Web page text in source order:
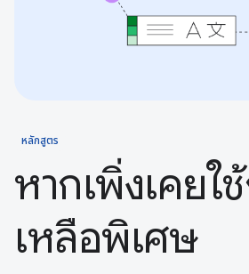
หลักสูตร
หากเพิ่งเคยใ
เหลือพิเศษ